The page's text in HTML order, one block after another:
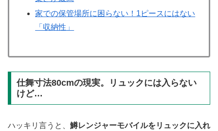
家での保管場所に困らない！1ピースにはない
「収納性」
仕舞寸法80cmの現実。リュックには入らない
けど…
ハッキリ言うと、 鱒レンジャーモバイルをリュックに入れ